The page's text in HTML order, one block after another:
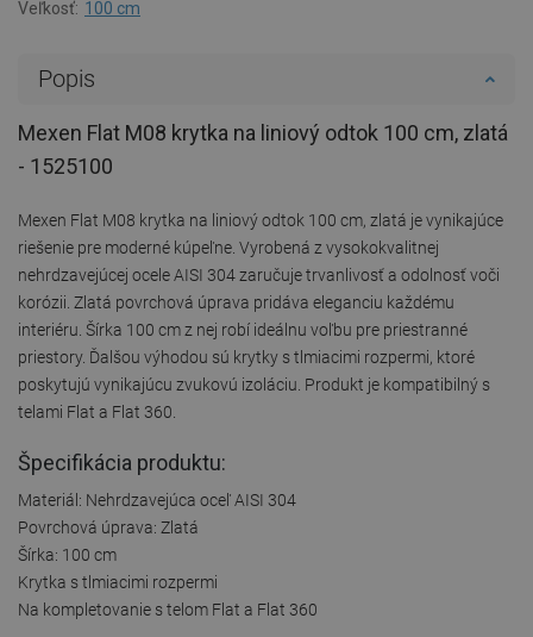
Veľkosť: 100 cm
Popis
Mexen Flat M08 krytka na liniový odtok 100 cm, zlatá
- 1525100
Mexen Flat M08 krytka na liniový odtok 100 cm, zlatá je vynikajúce
riešenie pre moderné kúpeľne. Vyrobená z vysokokvalitnej
nehrdzavejúcej ocele AISI 304 zaručuje trvanlivosť a odolnosť voči
korózii. Zlatá povrchová úprava pridáva eleganciu každému
interiéru. Šírka 100 cm z nej robí ideálnu voľbu pre priestranné
priestory. Ďalšou výhodou sú krytky s tlmiacimi rozpermi, ktoré
poskytujú vynikajúcu zvukovú izoláciu. Produkt je kompatibilný s
telami Flat a Flat 360.
Špecifikácia produktu:
Materiál: Nehrdzavejúca oceľ AISI 304
Povrchová úprava: Zlatá
Šírka: 100 cm
Krytka s tlmiacimi rozpermi
Na kompletovanie s telom Flat a Flat 360